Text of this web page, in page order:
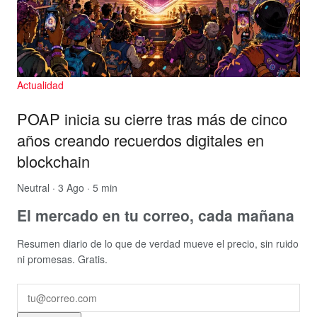
Actualidad
POAP inicia su cierre tras más de cinco
años creando recuerdos digitales en
blockchain
Neutral · 3 Ago · 5 min
El mercado en tu correo, cada mañana
Resumen diario de lo que de verdad mueve el precio, sin ruido
ni promesas. Gratis.